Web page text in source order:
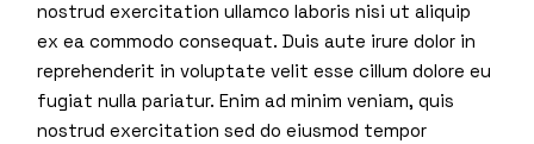
nostrud exercitation ullamco laboris nisi ut aliquip
ex ea commodo consequat. Duis aute irure dolor in
reprehenderit in voluptate velit esse cillum dolore eu
fugiat nulla pariatur. Enim ad minim veniam, quis
nostrud exercitation sed do eiusmod tempor